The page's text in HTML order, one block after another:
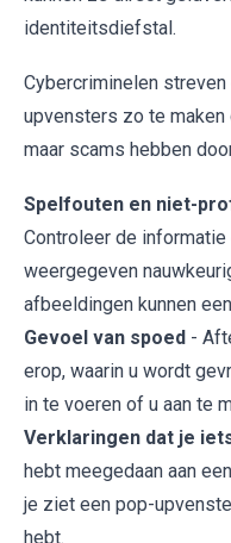
identiteitsdiefstal.
Cybercriminelen
upvensters zo te
maar scams hebben
Spelfouten en niet-
Controleer de
weergegeven
afbeeldingen kunnen
Gevoel van spoed -
erop, waarin u wordt
in te voeren of u aan te
Verklaringen dat je
hebt meegedaan aan
je ziet een pop-
hebt.